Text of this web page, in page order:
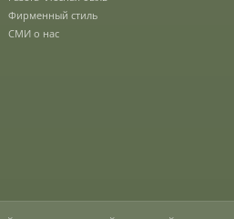
Фирменный стиль
СМИ о нас